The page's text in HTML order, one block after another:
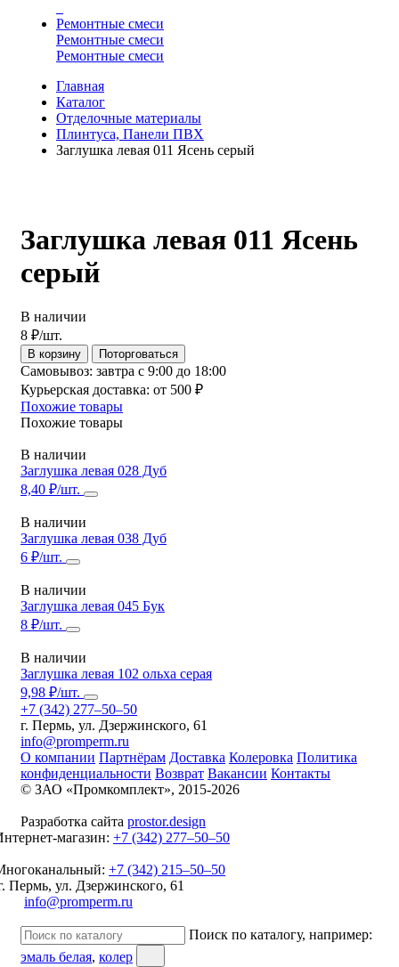
Ремонтные смеси
Ремонтные смеси
Ремонтные смеси
Главная
Каталог
Отделочные материалы
Плинтуса, Панели ПВХ
Заглушка левая 011 Ясень серый
Заглушка левая 011 Ясень
серый
В наличии
8 ₽/шт.
В корзину Поторговаться
Самовывоз: завтра с 9:00 до 18:00
Курьерская доставка: от 500 ₽
Похожие товары
Похожие товары
В наличии
Заглушка левая 028 Дуб
8,40 ₽/шт.
В наличии
Заглушка левая 038 Дуб
6 ₽/шт.
В наличии
Заглушка левая 045 Бук
8 ₽/шт.
В наличии
Заглушка левая 102 ольха серая
9,98 ₽/шт.
+7 (342) 277‒50‒50
г. Пермь, ул. Дзержинского, 61
info@promperm.ru
О компании Партнёрам Доставка Колеровка Политика
конфиденциальности Возврат Вакансии Контакты
© ЗАО «Промкомплект», 2015-2026
Разработка сайта prostor.design
магазин: +7 (342) 277‒50‒50
+7 (342) 215‒50‒50
Пермь, ул. Дзержинского, 61
info@promperm.ru
Поиск по каталогу, например:
эмаль белая, колер